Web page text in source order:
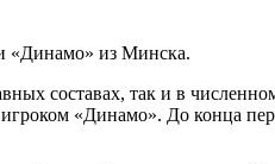
из Минска.
составах, так и в
«Динамо». До конца